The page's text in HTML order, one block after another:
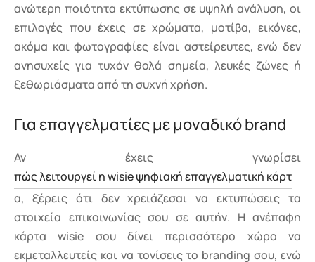
ανώτερη ποιότητα εκτύπωσης σε υψηλή ανάλυση, οι
επιλογές που έχεις σε χρώματα, μοτίβα, εικόνες,
ακόμα και φωτογραφίες είναι αστείρευτες, ενώ δεν
ανησυχείς για τυχόν θολά σημεία, λευκές ζώνες ή
ξεθωριάσματα από τη συχνή χρήση.
Για επαγγελματίες με μοναδικό brand
Αν έχεις γνωρίσει
πώς λειτουργεί η wisie ψηφιακή επαγγελματική κάρτ
α, ξέρεις ότι δεν χρειάζεσαι να εκτυπώσεις τα
στοιχεία επικοινωνίας σου σε αυτήν. Η ανέπαφη
κάρτα wisie σου δίνει περισσότερο χώρο να
εκμεταλλευτείς και να τονίσεις το branding σου, ενώ